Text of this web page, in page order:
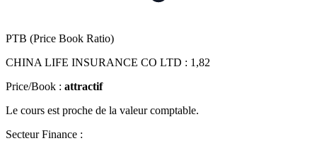
PTB (Price Book Ratio)
CHINA LIFE INSURANCE CO LTD : 1,82
Price/Book : attractif
Le cours est proche de la valeur comptable.
Secteur Finance :